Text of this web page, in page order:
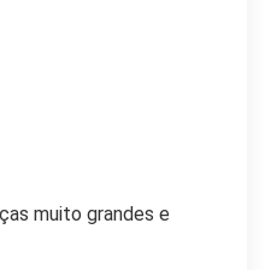
muito grandes e